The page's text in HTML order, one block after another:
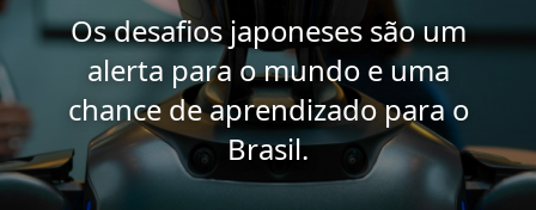
Os desafios japoneses são um
alerta para o mundo e uma
chance de aprendizado para o
Brasil.